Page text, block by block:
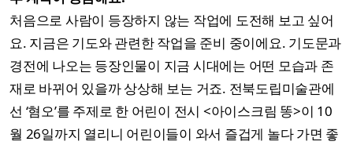
처음으로 사람이 등장하지 않는 작업에 도전해 보고 싶어
요. 지금은 기도와 관련한 작업을 준비 중이에요. 기도문과
경전에 나오는 등장인물이 지금 시대에는 어떤 모습과 존
재로 바뀌어 있을까 상상해 보는 거죠. 전북도립미술관에
선 ‘혐오’를 주제로 한 어린이 전시 <아이스크림 똥>이 10
월 26일까지 열리니 어린이들이 와서 즐겁게 놀다 가면 좋